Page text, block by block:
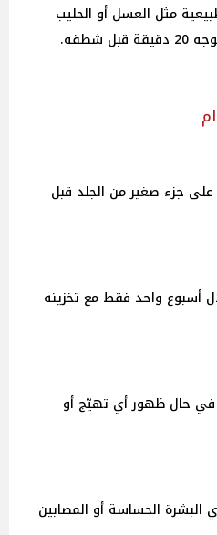
مثل العسل أو الحليب
جزء صغير من الجلد قبل
أسبوع واحد فقط مع تخزينه
في حال ظهور أي تهيّج أو
البشرة الحساسة أو المصابين